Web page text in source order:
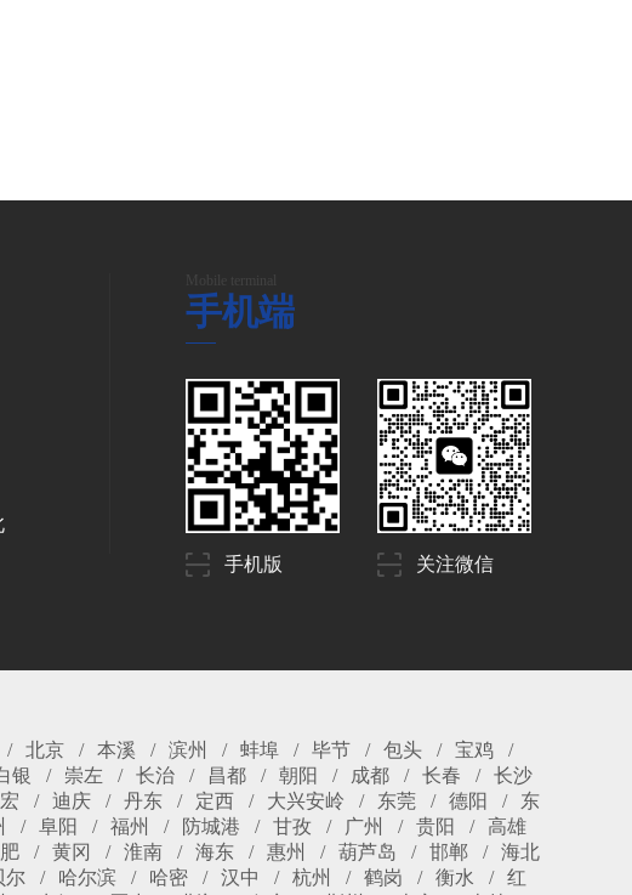
手机端
手机版 关注微信
北京 本溪 滨州 蚌埠 毕节 包头
宝鸡
银 崇左 长治 昌都 朝阳 成都 长春
长沙
迪庆 丹东 定西 大兴安岭 东莞 德阳
东
阜阳 福州 防城港 甘孜 广州 贵阳
高雄
黄冈 淮南 海东 惠州 葫芦岛 邯郸
海北
尔 哈尔滨 哈密 汉中 杭州 鹤岗 衡水
红